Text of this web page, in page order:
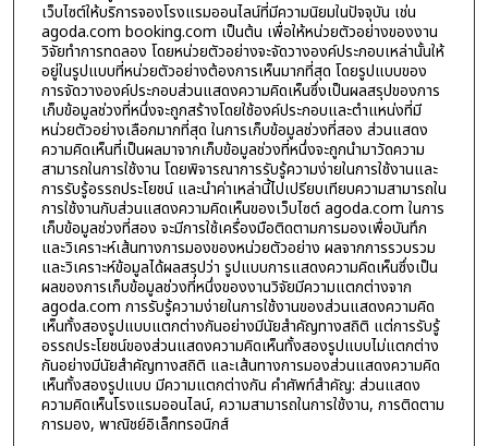
เว็บไซต์ให้บริการจองโรงแรมออนไลน์ที่มีความนิยมในปัจจุบัน เช่น
agoda.com booking.com เป็นต้น เพื่อให้หน่วยตัวอย่างของงาน
วิจัยทำการทดลอง โดยหน่วยตัวอย่างจะจัดวางองค์ประกอบเหล่านั้นให้
อยู่ในรูปแบบที่หน่วยตัวอย่างต้องการเห็นมากที่สุด โดยรูปแบบของ
การจัดวางองค์ประกอบส่วนแสดงความคิดเห็นซึ่งเป็นผลสรุปของการ
เก็บข้อมูลช่วงที่หนึ่งจะถูกสร้างโดยใช้องค์ประกอบและตำแหน่งที่มี
หน่วยตัวอย่างเลือกมากที่สุด ในการเก็บข้อมูลช่วงที่สอง ส่วนแสดง
ความคิดเห็นที่เป็นผลมาจากเก็บข้อมูลช่วงที่หนึ่งจะถูกนำมาวัดความ
สามารถในการใช้งาน โดยพิจารณาการรับรู้ความง่ายในการใช้งานและ
การรับรู้อรรถประโยชน์ และนำค่าเหล่านี้ไปเปรียบเทียบความสามารถใน
การใช้งานกับส่วนแสดงความคิดเห็นของเว็บไซต์ agoda.com ในการ
เก็บข้อมูลช่วงที่สอง จะมีการใช้เครื่องมือติดตามการมองเพื่อบันทึก
และวิเคราะห์เส้นทางการมองของหน่วยตัวอย่าง ผลจากการรวบรวม
และวิเคราะห์ข้อมูลได้ผลสรุปว่า รูปแบบการแสดงความคิดเห็นซึ่งเป็น
ผลของการเก็บข้อมูลช่วงที่หนึ่งของงานวิจัยมีความแตกต่างจาก
agoda.com การรับรู้ความง่ายในการใช้งานของส่วนแสดงความคิด
เห็นทั้งสองรูปแบบแตกต่างกันอย่างมีนัยสำคัญทางสถิติ แต่การรับรู้
อรรถประโยชน์ของส่วนแสดงความคิดเห็นทั้งสองรูปแบบไม่แตกต่าง
กันอย่างมีนัยสำคัญทางสถิติ และเส้นทางการมองส่วนแสดงความคิด
เห็นทั้งสองรูปแบบ มีความแตกต่างกัน คำศัพท์สำคัญ: ส่วนแสดง
ความคิดเห็นโรงแรมออนไลน์, ความสามารถในการใช้งาน, การติดตาม
การมอง, พาณิชย์อิเล็กทรอนิกส์